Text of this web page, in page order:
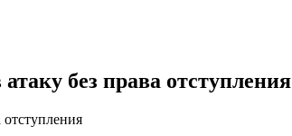
без права отступления